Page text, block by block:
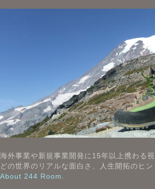
海外事業や新規事業開発に15年以上携わる
どの世界のリアルな面白さ、人生開拓のヒン
About 244 Room